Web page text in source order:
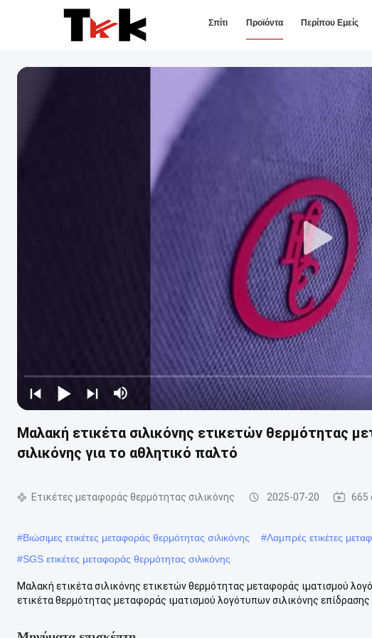
Σπίτι Προϊόντα Περίπου Εμείς
Μαλακή ετικέτα σιλικόνης ετικετών θερμότητας
σιλικόνης για το αθλητικό παλτό
Ετικέτες μεταφοράς θερμότητας σιλικόνης 2025-07-20 665
#Βιώσιμες ετικέτες μεταφοράς θερμότητας σιλικόνης #Λαμπρές ετικέτες
#SGS ετικέτες μεταφοράς θερμότητας σιλικόνης
Μαλακή ετικέτα σιλικόνης ετικετών θερμότητας μεταφοράς ιματισμού
ετικέτα θερμότητας μεταφοράς ιματισμού λογότυπων σιλικόνης επίδρασης